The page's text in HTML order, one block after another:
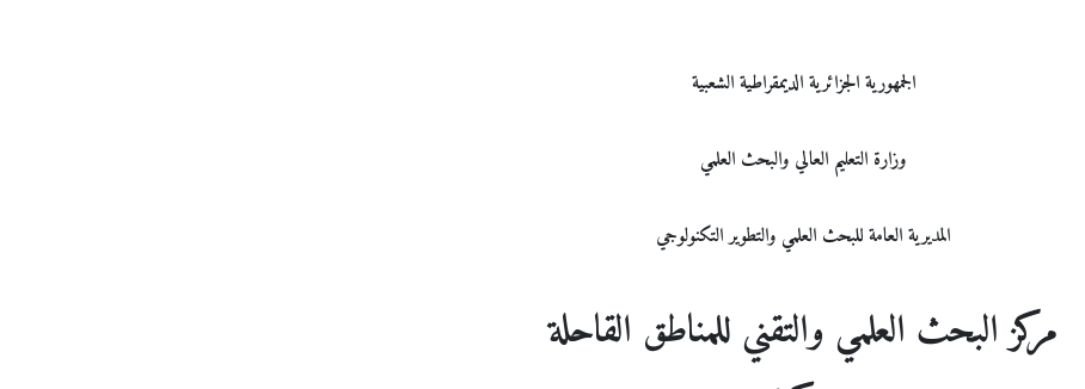
الجمهورية الجزائرية الديمقراطية الشعبية
وزارة التعليم العالي والبحث العلمي
المديرية العامة للبحث العلمي والتطوير التكنولوجي
مركز البحث العلمي والتقني للمناطق القاحلة